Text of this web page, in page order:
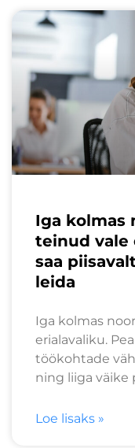
Iga kolmas
teinud vale
saa
leida
Iga kolmas
erialavaliku.
töökohtade
ning liiga väike
Loe lisaks »